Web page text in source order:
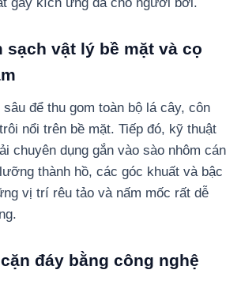
sạch vật lý bề mặt và cọ
để thu gom toàn bộ lá cây, côn
nổi trên bề mặt. Tiếp đó, kỹ thuật
chuyên dụng gắn vào sào nhôm cán
thành hồ, các góc khuất và bậc
vị trí rêu tảo và nấm mốc rất dễ
đáy bằng công nghệ